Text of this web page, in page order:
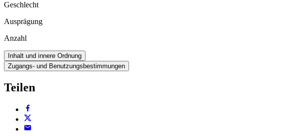
Geschlecht
Ausprägung
Anzahl
Inhalt und innere Ordnung
Zugangs- und Benutzungsbestimmungen
Teilen